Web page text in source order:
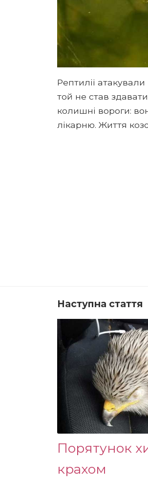
Рептилії
той не став
колишні вороги:
лікарню. Життя
Наступна стаття
Порятунок
крахом